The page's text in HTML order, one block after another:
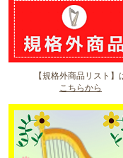
【規格外商品リスト】
こちらから